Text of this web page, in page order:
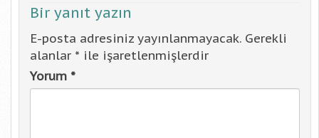
Bir yanıt yazın
E-posta adresiniz yayınlanmayacak. Gerekli
alanlar * ile işaretlenmişlerdir
Yorum *